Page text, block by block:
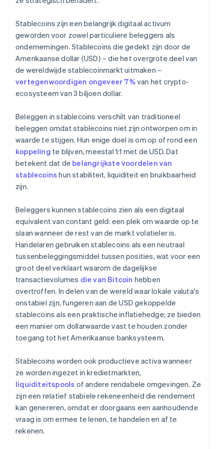
Stablecoins zijn een belangrijk digitaal activum
geworden voor zowel particuliere beleggers als
ondernemingen. Stablecoins die gedekt zijn door de
Amerikaanse dollar (USD) – die het overgrote deel van
de wereldwijde stablecoinmarkt uitmaken –
vertegenwoordigen ongeveer 7% van het crypto-
ecosysteem van 3 biljoen dollar.
Beleggen in stablecoins verschilt van traditioneel
beleggen omdat stablecoins niet zijn ontworpen om in
waarde te stijgen. Hun enige doel is om op of rond een
koppeling te blijven, meestal 1:1 met de USD. Dat
betekent dat de belangrijkste voordelen van
stablecoins hun stabiliteit, liquiditeit en bruikbaarheid
zijn.
Beleggers kunnen stablecoins zien als een digitaal
equivalent van contant geld: een plek om waarde op te
slaan wanneer de rest van de markt volatieler is.
Handelaren gebruiken stablecoins als een neutraal
tussenbeleggingsmiddel tussen posities, wat voor een
groot deel verklaart waarom de dagelijkse
transactievolumes die van Bitcoin hebben
overtroffen. In delen van de wereld waar lokale valuta's
onstabiel zijn, fungeren aan de USD gekoppelde
stablecoins als een praktische inflatiehedge; ze bieden
een manier om dollarwaarde vast te houden zonder
toegang tot het Amerikaanse banksysteem.
Stablecoins worden ook productieve activa wanneer
ze worden ingezet in kredietmarkten,
liquiditeitspools of andere rendabele omgevingen. Ze
zijn een relatief stabiele rekeneenheid die rendement
kan genereren, omdat er doorgaans een aanhoudende
vraag is om ermee te lenen, te handelen en af te
rekenen.